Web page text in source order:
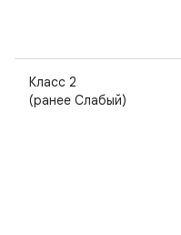
Класс 2
(ранее Слабый)